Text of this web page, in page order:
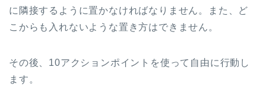
に隣接するように置かなければなりません。また、ど
こからも入れないような置き方はできません。
その後、10アクションポイントを使って自由に行動し
ます。